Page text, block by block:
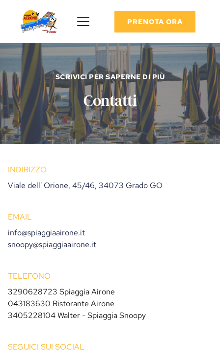
PRENOTA ORA
SCRIVICI PER SAPERNE DI PIÙ
Contatti
INDIRIZZO
Viale dell' Orione, 45/46, 34073 Grado GO
EMAIL
info@spiaggiaairone.it
snoopy@spiaggiaairone.it
TELEFONO
3290628723 Spiaggia Airone
043183630 Ristorante Airone
3405228104 Walter - Spiaggia Snoopy
SEGUICI SUI SOCIAL